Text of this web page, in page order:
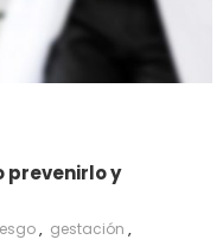
prevenirlo y
, gestación ,